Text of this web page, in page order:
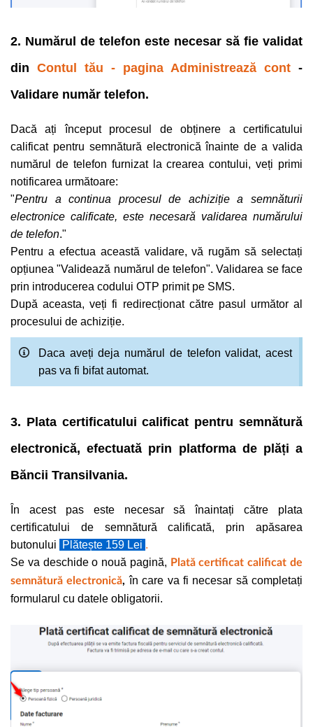
2. Numărul de telefon este necesar să fie validat
din Contul tău - pagina Administrează cont -
Validare număr telefon.
Dacă ați început procesul de obținere a certificatului
calificat pentru semnătură electronică înainte de a valida
numărul de telefon furnizat la crearea contului, veți primi
notificarea următoare:
"Pentru a continua procesul de achiziție a semnăturii
electronice calificate, este necesară validarea numărului
de telefon."
Pentru a efectua această validare, vă rugăm să selectați
opțiunea "Validează numărul de telefon".Validarea se face
prin introducerea codului OTP primit pe SMS.
După aceasta, veți fi redirecționat către pasul următor al
procesului de achiziție.
Daca aveți deja numărul de telefon validat, acest
pas va fi bifat automat.
3. Plata certificatului calificat pentru semnătură
electronică, efectuată prin platforma de plăți a
Băncii Transilvania.
În acest pas este necesar să înaintați către plata
certificatului de semnătură calificată, prin apăsarea
butonului
Plătește 159 Lei .
Se va deschide o nouă pagină, Plată certificat calificat de
semnătură electronică, în care va fi necesar să completați
formularul cu datele obligatorii.